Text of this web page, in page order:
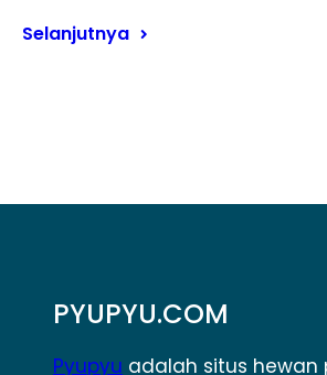
Selanjutnya
PYUPYU.COM
Pyupyu adalah situs hewan